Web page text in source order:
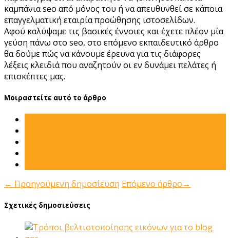
καμπάνια seo από μόνος του ή να απευθυνθεί σε κάποια
επαγγελματική εταιρία προώθησης ιστοσελίδων.
Αφού καλύψαμε τις βασικές έννοιες και έχετε πλέον μία
γεύση πάνω στο seo, στο επόμενο εκπαιδευτικό άρθρο
θα δούμε πώς να κάνουμε έρευνα για τις διάφορες
λέξεις κλειδιά που αναζητούν οι εν δυνάμει πελάτες ή
επισκέπτες μας.
Μοιραστείτε αυτό το άρθρο
← Προηγούμενη δημοσίευση Επόμενο άρθρο→
Σχετικές δημοσιεύσεις